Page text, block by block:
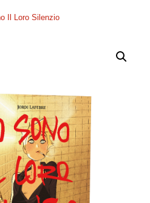
Il Loro Silenzio